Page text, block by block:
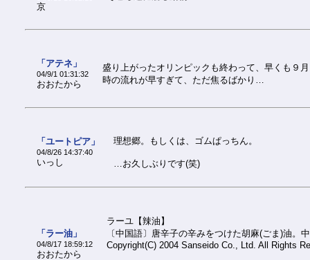
京
「アテネ」
04/9/1 01:31:32
おおたから
盛り上がったオリンピックも終わって、早くも９
時の流れが早すぎて、ただ焦るばかり…
「ユートピア」
04/8/26 14:37:40
いっし
理想郷。もしくは、ゴムぱっちん。
…お久しぶりです(笑)
「ラー油」
04/8/17 18:59:12
おおたから
ラーユ【辣油】
〔中国語〕唐辛子の辛みをつけた胡麻(ごま)油。
Copyright(C) 2004 Sanseido Co., Ltd. All Rights